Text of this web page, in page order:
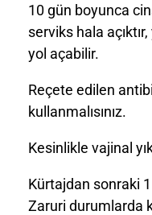
10 gün boyunca
serviks hala
yol açabilir.
Reçete edilen
kullanmalısınız.
Kesinlikle vajinal
Kürtajdan sonraki
Zaruri durumlarda